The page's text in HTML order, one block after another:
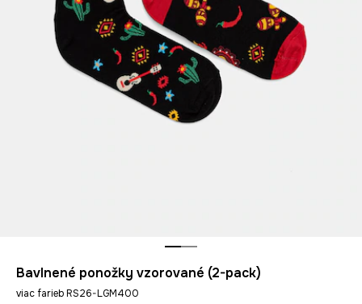
Bavlnené ponožky vzorované (2-pack)
viac farieb RS26-LGM400